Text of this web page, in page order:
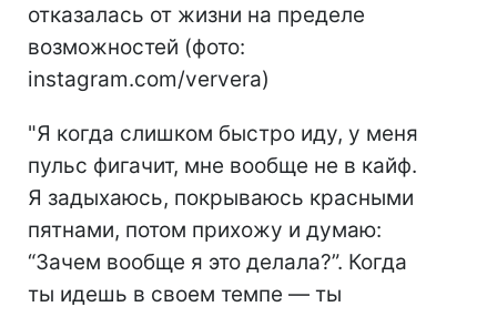
отказалась от жизни на пределе
возможностей (фото:
instagram.com/ververa)
"Я когда слишком быстро иду, у меня
пульс фигачит, мне вообще не в кайф.
Я задыхаюсь, покрываюсь красными
пятнами, потом прихожу и думаю:
“Зачем вообще я это делала?”. Когда
ты идешь в своем темпе — ты